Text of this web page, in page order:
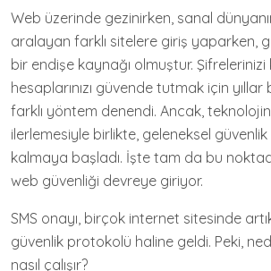
Web üzerinde gezinirken, sanal dünyanın
aralayan farklı sitelere giriş yaparken,
bir endişe kaynağı olmuştur.
hesaplarınızı güvende tutmak için
farklı yöntem denendi. Ancak,
ilerlemesiyle birlikte, geleneksel
kalmaya başladı. İşte tam da bu
web güvenliği devreye giriyor.
SMS onayı, birçok internet sitesinde
güvenlik protokolü haline geldi. Peki,
nasıl çalışır?